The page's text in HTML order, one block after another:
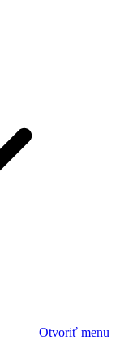
Otvoriť menu